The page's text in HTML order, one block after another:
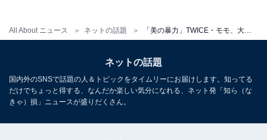
All About ニュース ネットの話題
ネットの話題
国内外のSNSで話題の人＆トピックをタイムリーにお届けします。知ってる
だけでちょっと得する、なんだか楽しい気分になれる、ネット発「知ら（な
きゃ）損」ニュースが盛りだくさん。